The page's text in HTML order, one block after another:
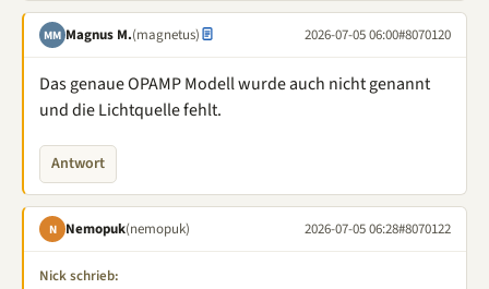
MM Magnus M.(magnetus) 2026-07-05 06:00#8070120
Das genaue OPAMP Modell wurde auch nicht genannt
und die Lichtquelle fehlt.
Antwort
N Nemopuk(nemopuk) 2026-07-05 06:28#8070122
Nick schrieb: